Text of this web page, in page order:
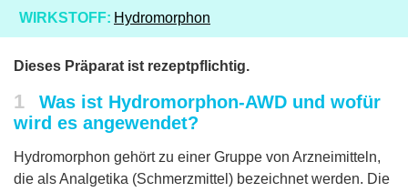
WIRKSTOFF: Hydromorphon
Dieses Präparat ist rezeptpflichtig.
1
Was ist Hydromorphon-AWD und wofür
wird es angewendet?
Hydromorphon gehört zu einer Gruppe von Arzneimitteln,
die als Analgetika (Schmerzmittel) bezeichnet werden. Die